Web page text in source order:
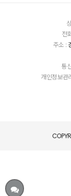
전
주소 :
통
개인정보관